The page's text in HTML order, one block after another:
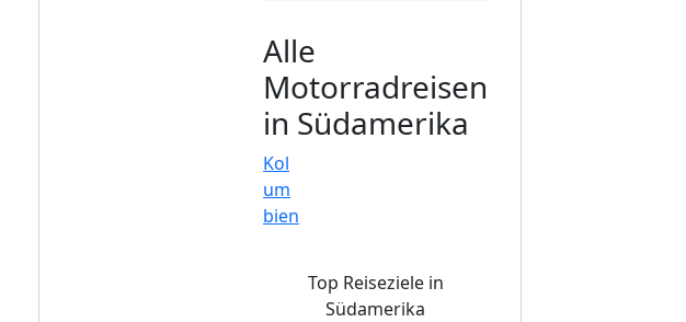
Alle
Motorradreisen
in Südamerika
Kol
um
bien
Top Reiseziele in
Südamerika